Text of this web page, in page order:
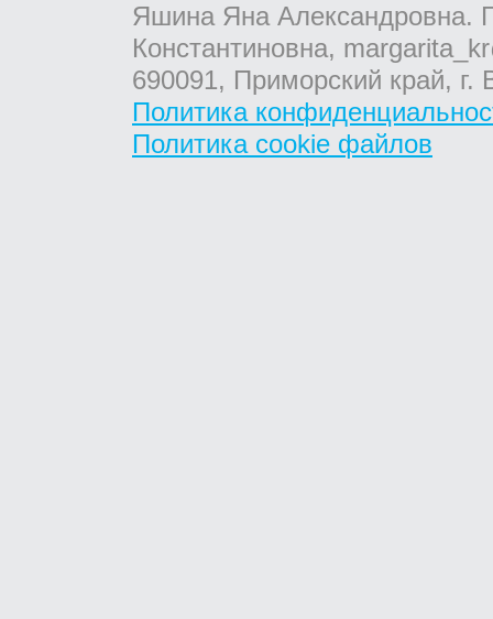
Яшина Яна Александровна.
Константиновна,
690091, Приморский край,
Политика
Политика cookie файлов